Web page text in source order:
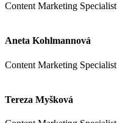
Content Marketing Specialist
Aneta Kohlmannová
Content Marketing Specialist
Tereza Myšková